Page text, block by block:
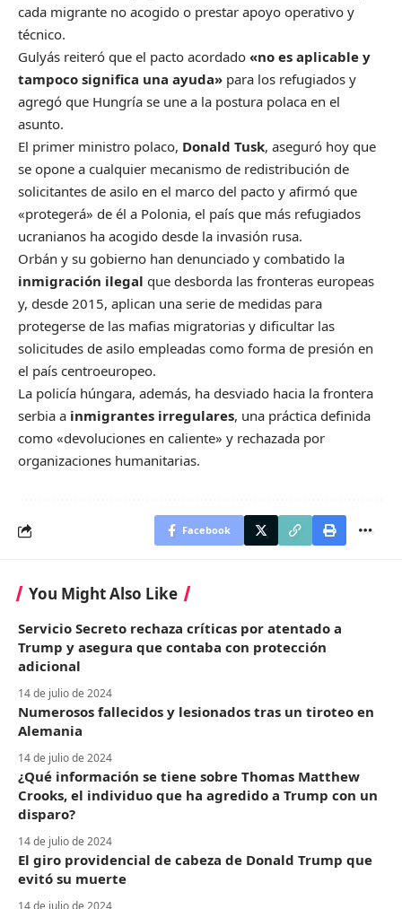
cada migrante no acogido o prestar apoyo operativo y
técnico.
Gulyás reiteró que el pacto acordado «no es aplicable y
tampoco significa una ayuda» para los refugiados y
agregó que Hungría se une a la postura polaca en el
asunto.
El primer ministro polaco, Donald Tusk, aseguró hoy que
se opone a cualquier mecanismo de redistribución de
solicitantes de asilo en el marco del pacto y afirmó que
«protegerá» de él a Polonia, el país que más refugiados
ucranianos ha acogido desde la invasión rusa.
Orbán y su gobierno han denunciado y combatido la
inmigración ilegal que desborda las fronteras europeas
y, desde 2015, aplican una serie de medidas para
protegerse de las mafias migratorias y dificultar las
solicitudes de asilo empleadas como forma de presión en
el país centroeuropeo.
La policía húngara, además, ha desviado hacia la frontera
serbia a inmigrantes irregulares, una práctica definida
como «devoluciones en caliente» y rechazada por
organizaciones humanitarias.
Facebook
You Might Also Like
Servicio Secreto rechaza críticas por atentado a
Trump y asegura que contaba con protección
adicional
14 de julio de 2024
Numerosos fallecidos y lesionados tras un tiroteo en
Alemania
14 de julio de 2024
¿Qué información se tiene sobre Thomas Matthew
Crooks, el individuo que ha agredido a Trump con un
disparo?
14 de julio de 2024
El giro providencial de cabeza de Donald Trump que
evitó su muerte